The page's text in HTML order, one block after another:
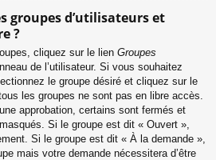
groupes d’utilisateurs et
?
cliquez sur le lien Groupes
de l’utilisateur. Si vous souhaitez
le groupe désiré et cliquez sur le
les groupes ne sont pas en libre accès.
approbation, certains sont fermés et
Si le groupe est dit « Ouvert »,
Si le groupe est dit « À la demande »,
mais votre demande nécessitera d’être